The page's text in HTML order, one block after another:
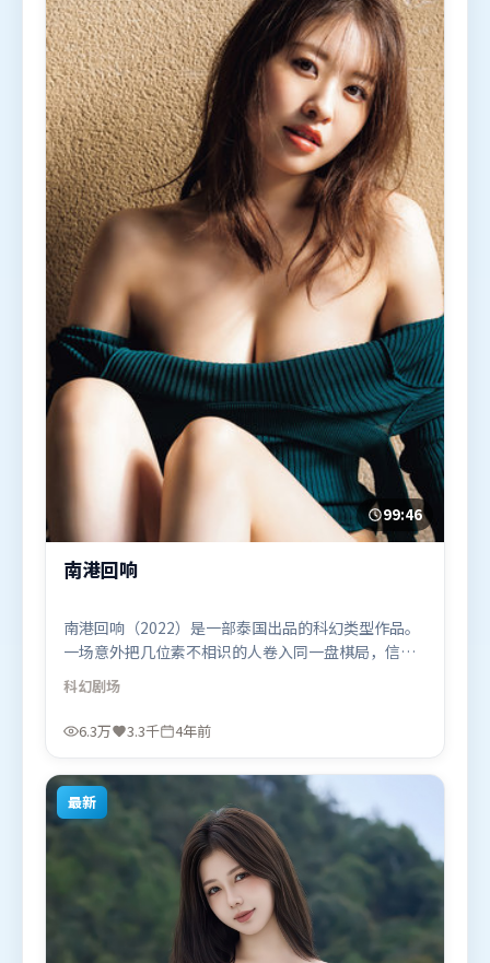
99:46
南港回响
南港回响（2022）是一部泰国出品的科幻类型作品。
一场意外把几位素不相识的人卷入同一盘棋局，信任
与背叛交替上演。视听风格统一而富有实验感，配乐
与画面情绪贴合。由冯小刚执导，张译、刘德华、木
村拓哉，基里安·墨菲等联袂出演。影片于2022年3
题材的观众观看。
科幻剧场
6.3万 3.3千 4年前
最新